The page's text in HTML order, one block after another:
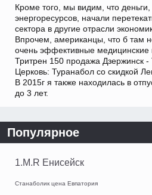
Кроме того, мы видим, что
энергоресурсов, начали
сектора в другие отрасли
Впрочем, американцы, что б там
очень эффективные медицинские
Тритрен 150 продажа Дзержинск
Церковь: Туранабол со скидкой
В 2015г я также находилась в
до 3 лет.
Популярное
1.M.R Енисейск
Станаболик цена Евпатория